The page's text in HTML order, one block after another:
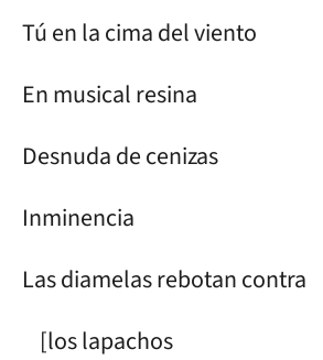
Tú en la cima del viento
En musical resina
Desnuda de cenizas
Inminencia
Las diamelas rebotan contra
[los lapachos